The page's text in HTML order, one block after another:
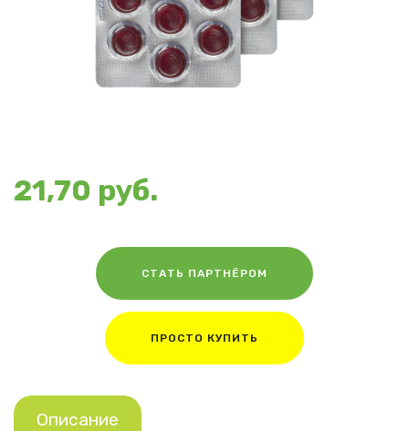
21,70 руб.
СТАТЬ ПАРТНЁРОМ
ПРОСТО КУПИТЬ
Описание